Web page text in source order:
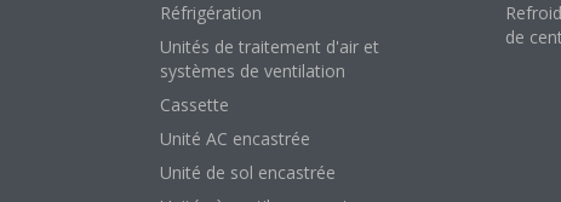
Réfrigération
Unités de traitement d'air et
systèmes de ventilation
Cassette
Unité AC encastrée
Unité de sol encastrée
de